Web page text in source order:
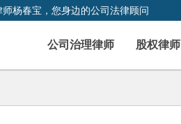
杨春宝，您身边的公司法律顾问
公司治理律师 股权律师